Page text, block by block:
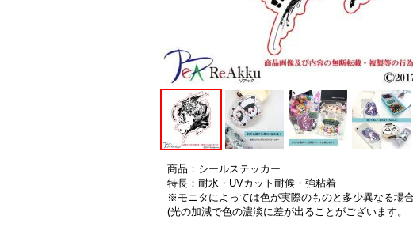
商品：シールステッカー
特長：耐水・UVカット耐候・強粘着
※モニタによっては色が実際のものと多少異なる場合
(光の加減で色の濃淡に差が出ることがございます。